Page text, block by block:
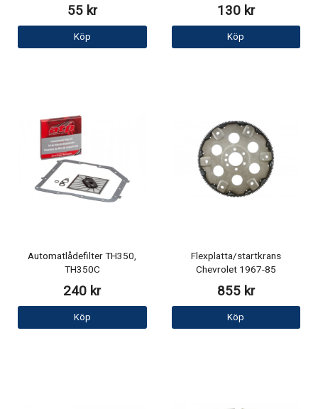
55 kr
Köp
130 kr
Köp
Automatlådefilter TH350,
TH350C
240 kr
Köp
Flexplatta/startkrans
Chevrolet 1967-85
855 kr
Köp